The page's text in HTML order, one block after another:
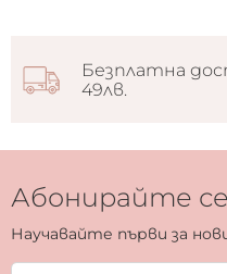
Безплатна
49лв.
Абонирайте
Научавайте първи за